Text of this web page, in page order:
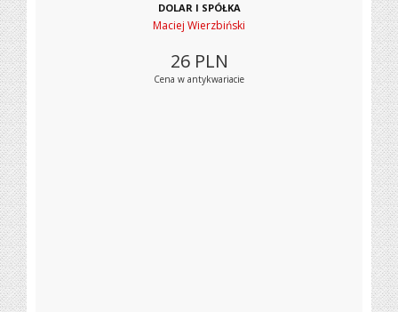
DOLAR I SPÓŁKA
Maciej Wierzbiński
26 PLN
Cena w antykwariacie